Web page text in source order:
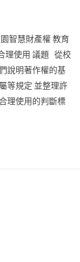
智慧財產權 教育
理使用 議題 從校
說明著作權的基
等規定 並整理許
理使用的判斷標